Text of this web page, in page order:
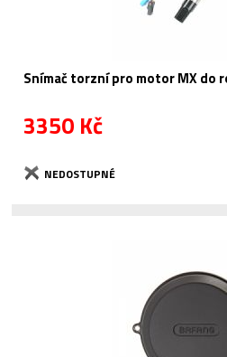
Snímač torzní pro motor MX do
3350 Kč
NEDOSTUPNÉ